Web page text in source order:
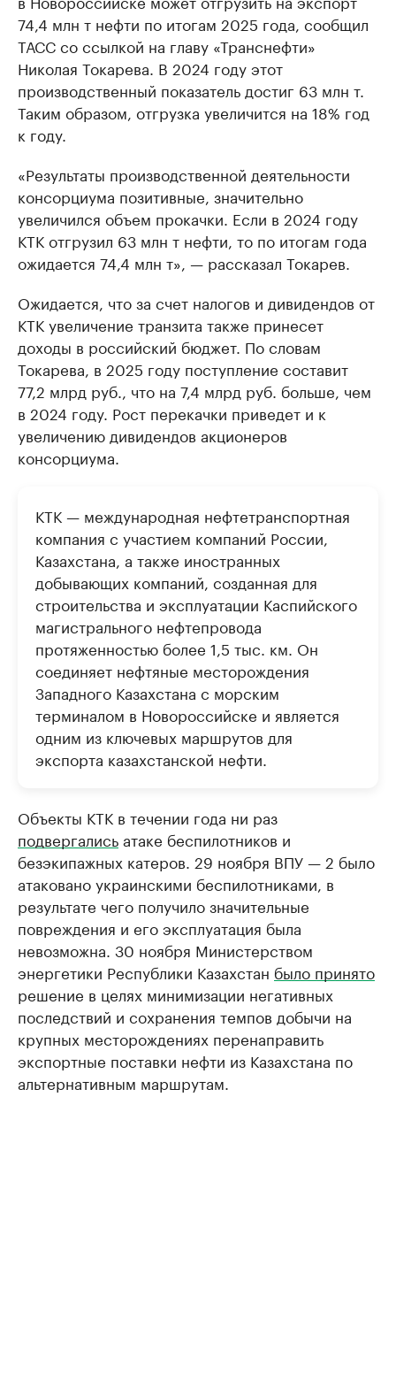
74,4 млн т нефти по итогам 2025 года, сообщил
ТАСС со ссылкой на главу «Транснефти»
Николая Токарева. В 2024 году этот
производственный показатель достиг 63 млн т.
Таким образом, отгрузка увеличится на 18% год
к году.
«Результаты производственной деятельности
консорциума позитивные, значительно
увеличился объем прокачки. Если в 2024 году
КТК отгрузил 63 млн т нефти, то по итогам года
ожидается 74,4 млн т», — рассказал Токарев.
Ожидается, что за счет налогов и дивидендов от
КТК увеличение транзита также принесет
доходы в российский бюджет. По словам
Токарева, в 2025 году поступление составит
77,2 млрд руб., что на 7,4 млрд руб. больше, чем
в 2024 году. Рост перекачки приведет и к
увеличению дивидендов акционеров
консорциума.
КТК — международная нефтетранспортная
компания с участием компаний России,
Казахстана, а также иностранных
добывающих компаний, созданная для
строительства и эксплуатации Каспийского
магистрального нефтепровода
протяженностью более 1,5 тыс. км. Он
соединяет нефтяные месторождения
Западного Казахстана с морским
терминалом в Новороссийске и является
одним из ключевых маршрутов для
экспорта казахстанской нефти.
Объекты КТК в течении года ни раз
подвергалисьатаке беспилотников и
безэкипажных катеров. 29 ноября ВПУ — 2 было
атаковано украинскими беспилотниками, в
результате чего получило значительные
повреждения и его эксплуатация была
невозможна. 30 ноября Министерством
энергетики Республики Казахстан было принято
решение в целях минимизации негативных
последствий и сохранения темпов добычи на
крупных месторождениях перенаправить
экспортные поставки нефти из Казахстана по
альтернативным маршрутам.